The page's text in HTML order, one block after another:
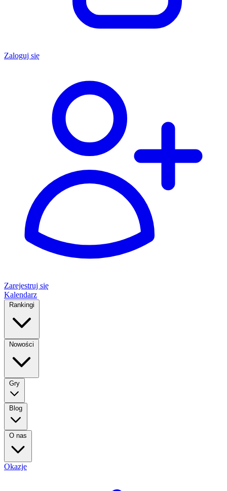
Zaloguj się
Zarejestruj się
Kalendarz
Rankingi
Nowości
Gry
Blog
O nas
Okazje